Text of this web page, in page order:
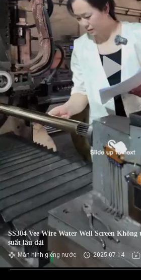
SS304 Vee Wire Water Well Screen Không
suất lâu dài
Màn hình giếng nước 2025-07-14